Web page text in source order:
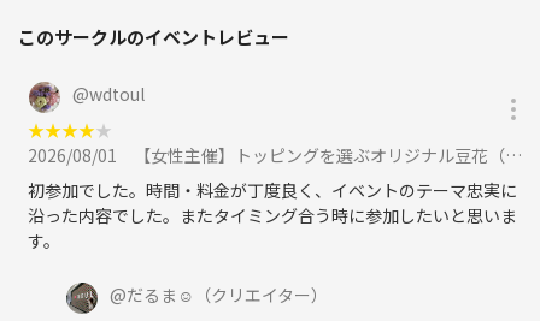
このサークルのイベントレビュー
@wdtoul
★★★★★
2026/08/01
【女性主催】トッピングを選ぶオリジナル豆花（トウファ）《夏の美容・健康交流会》に参加
初参加でした。時間・料金が丁度良く、イベントのテーマ忠実に
沿った内容でした。またタイミング合う時に参加したいと思いま
す。
@だるま☺︎ （クリエイター）